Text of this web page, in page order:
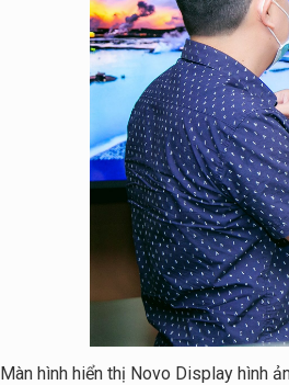
Màn hình hiển thị Novo Display hình